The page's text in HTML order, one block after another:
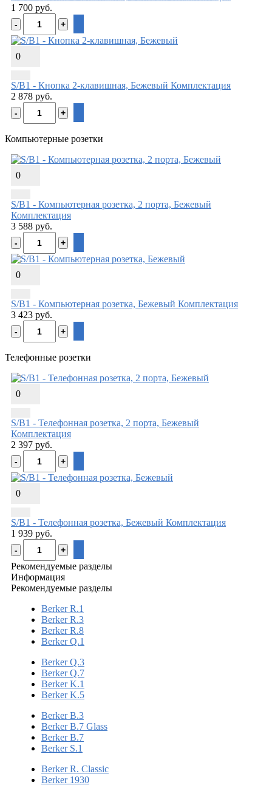
1 700 руб.
0
S/B1 - Кнопка 2-клавишная, Бежевый Комплектация
2 878 руб.
Компьютерные розетки
0
S/B1 - Компьютерная розетка, 2 порта, Бежевый
Комплектация
3 588 руб.
0
S/B1 - Компьютерная розетка, Бежевый Комплектация
3 423 руб.
Телефонные розетки
0
S/B1 - Телефонная розетка, 2 порта, Бежевый
Комплектация
2 397 руб.
0
S/B1 - Телефонная розетка, Бежевый Комплектация
1 939 руб.
Рекомендуемые разделы
Информация
Рекомендуемые разделы
Berker R.1
Berker R.3
Berker R.8
Berker Q.1
Berker Q.3
Berker Q.7
Berker K.1
Berker K.5
Berker B.3
Berker B.7 Glass
Berker B.7
Berker S.1
Berker R. Classic
Berker 1930